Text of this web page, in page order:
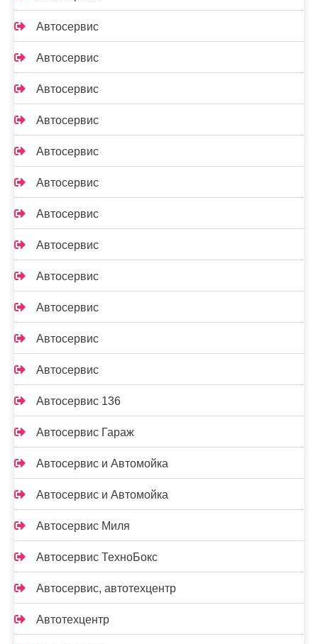
Автосервис
Автосервис
Автосервис
Автосервис
Автосервис
Автосервис
Автосервис
Автосервис
Автосервис
Автосервис
Автосервис
Автосервис
Автосервис 136
Автосервис Гараж
Автосервис и Автомойка
Автосервис и Автомойка
Автосервис Миля
Автосервис ТехноБокс
Автосервис, автотехцентр
Автотехцентр